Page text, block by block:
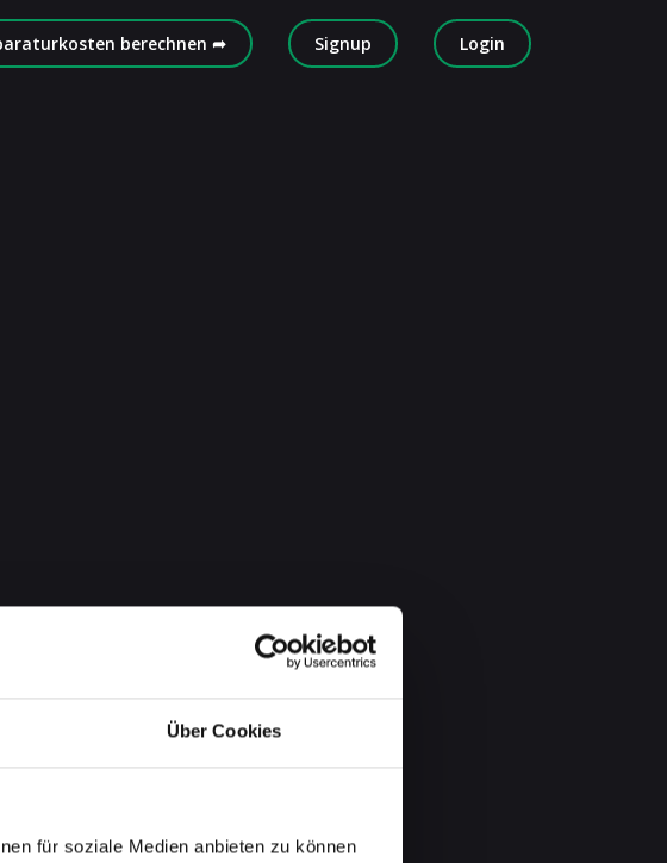
Über Cookies
für soziale Medien anbieten zu können
berechnen ➦ Signup Login